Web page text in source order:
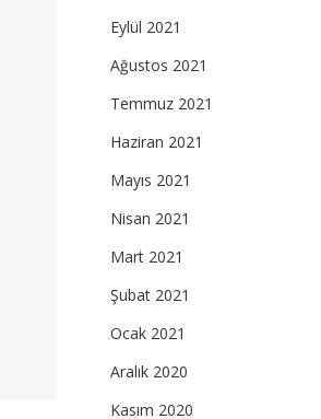
Eylül 2021
Ağustos 2021
Temmuz 2021
Haziran 2021
Mayıs 2021
Nisan 2021
Mart 2021
Şubat 2021
Ocak 2021
Aralık 2020
Kasım 2020